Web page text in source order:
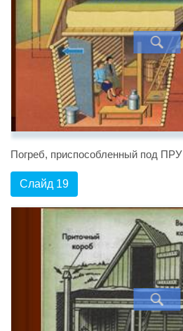
Погреб, приспособленный под ПРУ
Слайд 19